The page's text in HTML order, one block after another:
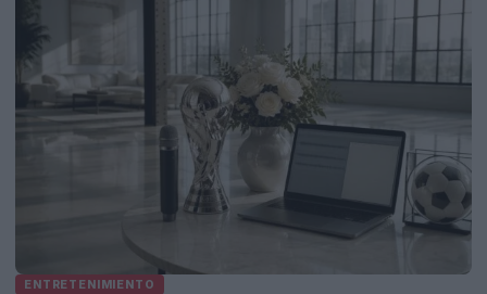
ENTRETENIMIENTO